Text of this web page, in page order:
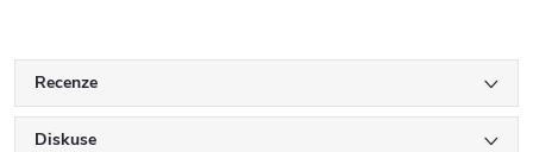
Recenze
Diskuse